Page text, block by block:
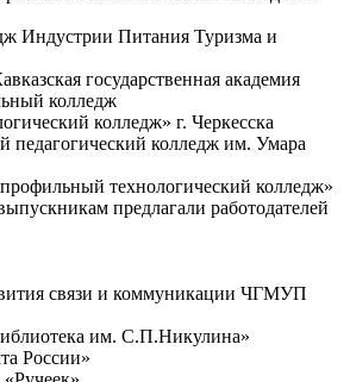
Индустрии Питания Туризма и
государственная академия
колледж
колледж» г. Черкесска
педагогический колледж им. Умара
технологический колледж»
предлагали работодателей
связи и коммуникации ЧГМУП
им. С.П.Никулина»
России»